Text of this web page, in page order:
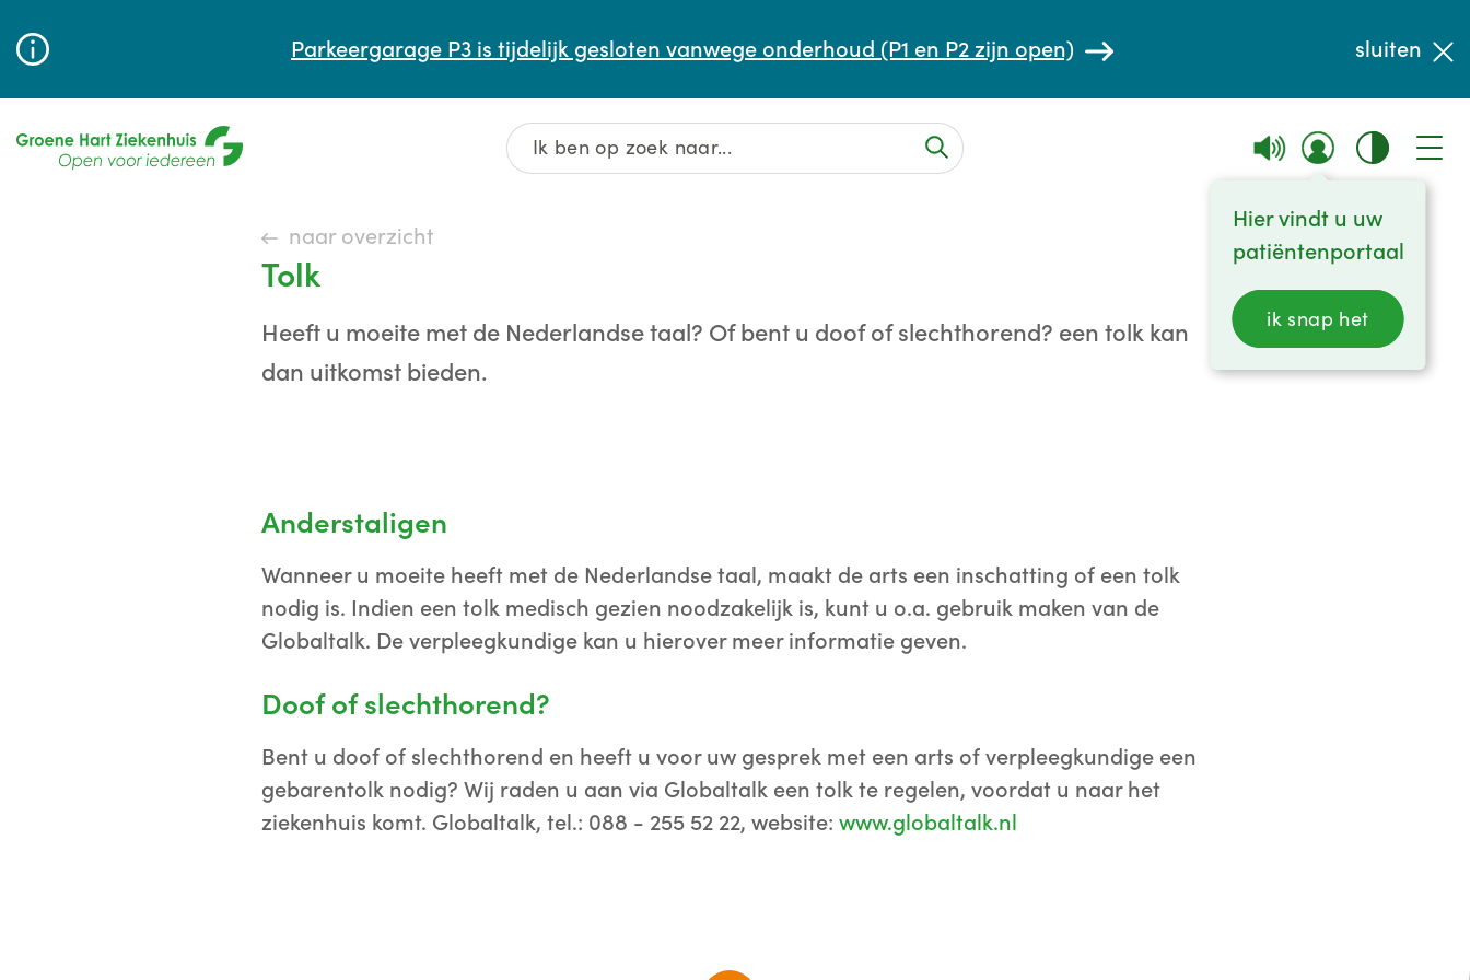
Parkeergarage P3 is tijdelijk gesloten vanwege onderhoud (P1 en P2 zijn open) sluiten
Hier vindt u uw
patiëntenportaal
ik snap het
Wachttijden
naar overzicht
Tolk
Heeft u moeite met de Nederlandse taal? Of bent u doof of slechthorend? een tolk kan
dan uitkomst bieden.
Anderstaligen
Wanneer u moeite heeft met de Nederlandse taal, maakt de arts een inschatting of een tolk
nodig is. Indien een tolk medisch gezien noodzakelijk is, kunt u o.a. gebruik maken van de
Globaltalk. De verpleegkundige kan u hierover meer informatie geven.
Doof of slechthorend?
Bent u doof of slechthorend en heeft u voor uw gesprek met een arts of verpleegkundige een
gebarentolk nodig? Wij raden u aan via Globaltalk een tolk te regelen, voordat u naar het
ziekenhuis komt. Globaltalk, tel.: 088 - 255 52 22, website: www.globaltalk.nl